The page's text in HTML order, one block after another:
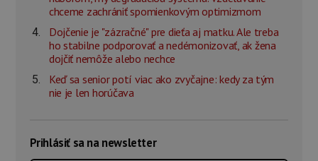
chceme zachrániť spomienkovým optimizmom
Dojčenie je "zázračné" pre dieťa aj matku. Ale treba
ho stabilne podporovať a nedémonizovať, ak žena
dojčiť nemôže alebo nechce
Keď sa senior potí viac ako zvyčajne: kedy za tým
nie je len horúčava
Prihlásiť sa na newsletter